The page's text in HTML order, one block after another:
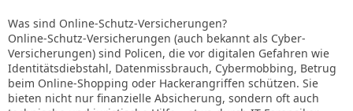
Was sind Online-Schutz-Versicherungen?
Online-Schutz-Versicherungen (auch bekannt als Cyber-
Versicherungen) sind Policen, die vor digitalen Gefahren wie
Identitätsdiebstahl, Datenmissbrauch, Cybermobbing, Betrug
beim Online-Shopping oder Hackerangriffen schützen. Sie
bieten nicht nur finanzielle Absicherung, sondern oft auch